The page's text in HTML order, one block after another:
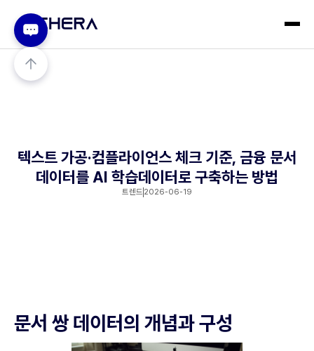
텍스트 가공·컴플라이언스 체크 기준, 금융 문서
데이터를 AI 학습데이터로 구축하는 방법
트렌드 2026-06-19
문서 쌍 데이터의 개념과 구성